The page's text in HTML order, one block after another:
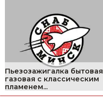
Пьезозажигалка бытовая
газовая с классическим
пламенем...